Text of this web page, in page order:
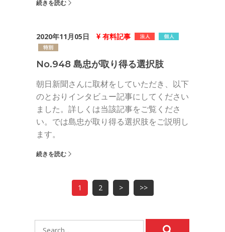
続きを読む
2020年11月05日 有料記事
No.948 島忠が取り得る選択肢
朝日新聞さんに取材をしていただき、以下
のとおりインタビュー記事にしてください
ました。詳しくは当該記事をご覧くださ
い。では島忠が取り得る選択肢をご説明し
ます。
続きを読む
1 2 > >>